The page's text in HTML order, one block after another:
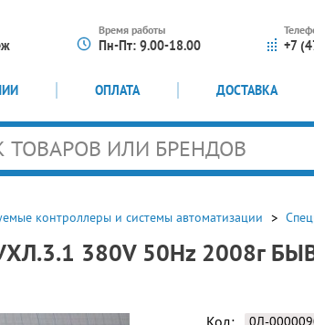
Время работы
Пн-Пт: 9.00-18.00 +7
ОПЛАТА ДОСТАВКА
контроллеры и системы автоматизации
УХЛ.3.1 380V 50Hz 2008г
Код: 0Л-